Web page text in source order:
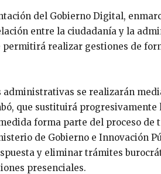
del Gobierno Digital,
entre la ciudadanía y la
realizar gestiones de
administrativas se realizarán
que sustituirá progresivamente
forma parte del proceso de
de Gobierno e Innovación
y eliminar trámites
presenciales.